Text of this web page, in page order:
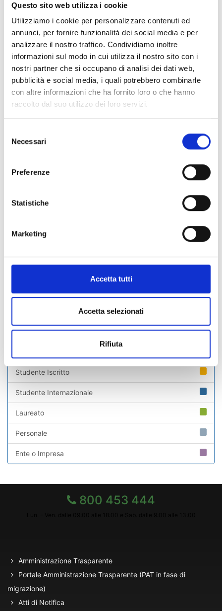
Questo sito web utilizza i cookie
Utilizziamo i cookie per personalizzare contenuti ed
annunci, per fornire funzionalità dei social media e per
analizzare il nostro traffico. Condividiamo inoltre
informazioni sul modo in cui utilizza il nostro sito con i
nostri partner che si occupano di analisi dei dati web,
pubblicità e social media, i quali potrebbero combinarle
con altre informazioni che ha fornito loro o che hanno
raccolto dal suo utilizzo dei loro servizi.
delNecessari
Preferenze
Statistiche
Marketing
Accetta tutti
Accetta selezionati
Rifiuta
Odontoiatria e Protesi Dentaria 2016/2017
Chi sei? Naviga il sito per profilo
Studente Iscritto
Studente Internazionale
Laureato
Personale
Ente o Impresa
800 453 444
Amministrazione Trasparente
Portale Amministrazione Trasparente (PAT in fase di
migrazione)
Atti di Notifica